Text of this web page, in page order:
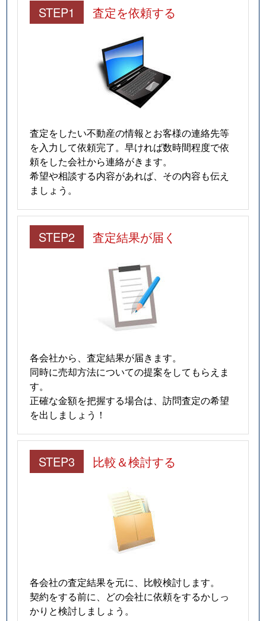
STEP1 査定を依頼する
査定をしたい不動産の情報とお客様の連絡先等
を入力して依頼完了。早ければ数時間程度で依
頼をした会社から連絡がきます。
希望や相談する内容があれば、その内容も伝え
ましょう。
STEP2 査定結果が届く
各会社から、査定結果が届きます。
同時に売却方法についての提案をしてもらえま
す。
正確な金額を把握する場合は、訪問査定の希望
を出しましょう！
STEP3 比較＆検討する
各会社の査定結果を元に、比較検討します。
契約をする前に、どの会社に依頼をするかしっ
かりと検討しましょう。